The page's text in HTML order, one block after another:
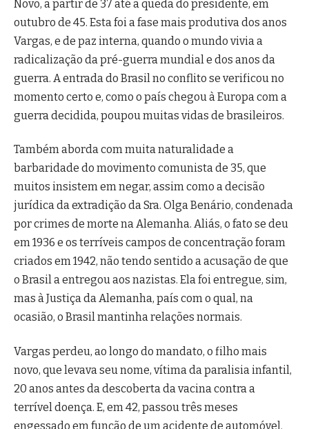
Novo, a partir de 37 até a queda do presidente, em
outubro de 45. Esta foi a fase mais produtiva dos anos
Vargas, e de paz interna, quando o mundo vivia a
radicalização da pré-guerra mundial e dos anos da
guerra. A entrada do Brasil no conflito se verificou no
momento certo e, como o país chegou à Europa com a
guerra decidida, poupou muitas vidas de brasileiros.
Também aborda com muita naturalidade a
barbaridade do movimento comunista de 35, que
muitos insistem em negar, assim como a decisão
jurídica da extradição da Sra. Olga Benário, condenada
por crimes de morte na Alemanha. Aliás, o fato se deu
em 1936 e os terríveis campos de concentração foram
criados em 1942, não tendo sentido a acusação de que
o Brasil a entregou aos nazistas. Ela foi entregue, sim,
mas à Justiça da Alemanha, país com o qual, na
ocasião, o Brasil mantinha relações normais.
Vargas perdeu, ao longo do mandato, o filho mais
novo, que levava seu nome, vítima da paralisia infantil,
20 anos antes da descoberta da vacina contra a
terrível doença. E, em 42, passou três meses
engessado em função de um acidente de automóvel.